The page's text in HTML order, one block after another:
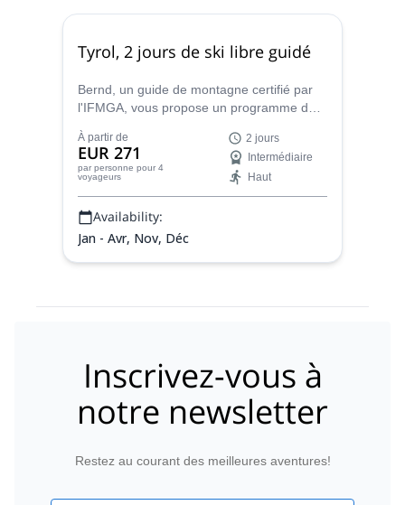
Tyrol, 2 jours de ski libre guidé
Bernd, un guide de montagne certifié par
l'IFMGA, vous propose un programme de
profonde des Alpes, dans la région du
Tyrol.
À partir de
EUR 271
par personne pour 4
voyageurs
2 jours
Intermédiaire
Haut
Availability:
Jan - Avr, Nov, Déc
Inscrivez-vous à
notre newsletter
Restez au courant des meilleures aventures!